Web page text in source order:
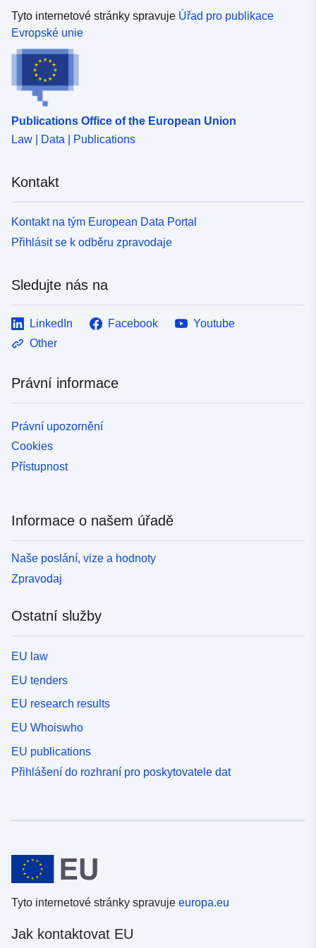
Tyto internetové stránky spravuje Úřad pro publikace
Evropské unie
Publications Office of the European Union
Law | Data | Publications
Kontakt
Kontakt na tým European Data Portal
Přihlásit se k odběru zpravodaje
Sledujte nás na
LinkedIn Facebook
Youtube
Other
Právní informace
Právní upozornění
Cookies
Přístupnost
Informace o našem úřadě
Naše poslání, vize a hodnoty
Zpravodaj
Ostatní služby
EU law
EU tenders
EU research results
EU Whoiswho
EU publications
Přihlášení do rozhraní pro poskytovatele dat
Tyto internetové stránky spravuje europa.eu
Jak kontaktovat EU